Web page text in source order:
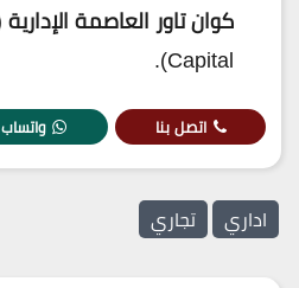
كوان تاور العاصمة الإدارية
Capital).
اتصل بنا واتساب
اداري تجاري